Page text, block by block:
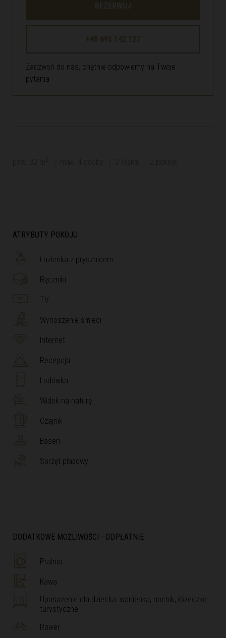
Zadzwoń do nas, chętnie odpowiemy na Twoje
pytania
ATRYBUTY POKOJU
Łazienka z prysznicem
Ręczniki
TV
Wynoszenie śmieci
Internet
Recepcja
Lodówka
Widok na naturę
Czajnik
Basen
Sprzęt plażowy
DODATKOWE MOŻLIWOŚCI - ODPŁATNIE
Pralnia
Kawa
Uposażenie dla dziecka: wanienka, nocnik, łóżeczko
turystyczne
Rower